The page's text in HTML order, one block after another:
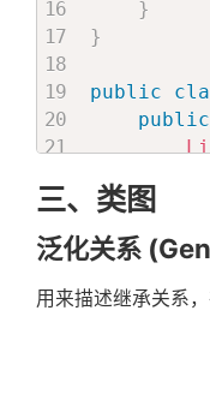
}
}
public
public
}
}
三、类图
泛化关系
用来描述继承关系